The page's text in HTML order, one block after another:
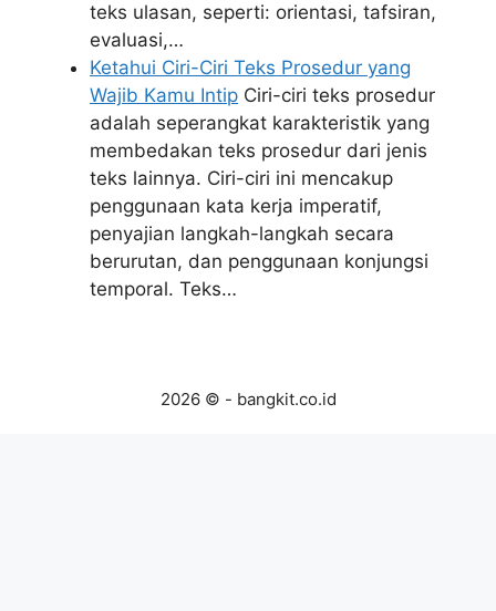
teks ulasan, seperti: orientasi, tafsiran,
evaluasi,…
Ketahui Ciri-Ciri Teks Prosedur yang
Wajib Kamu Intip Ciri-ciri teks prosedur
adalah seperangkat karakteristik yang
membedakan teks prosedur dari jenis
teks lainnya. Ciri-ciri ini mencakup
penggunaan kata kerja imperatif,
penyajian langkah-langkah secara
berurutan, dan penggunaan konjungsi
temporal. Teks…
2026 © - bangkit.co.id